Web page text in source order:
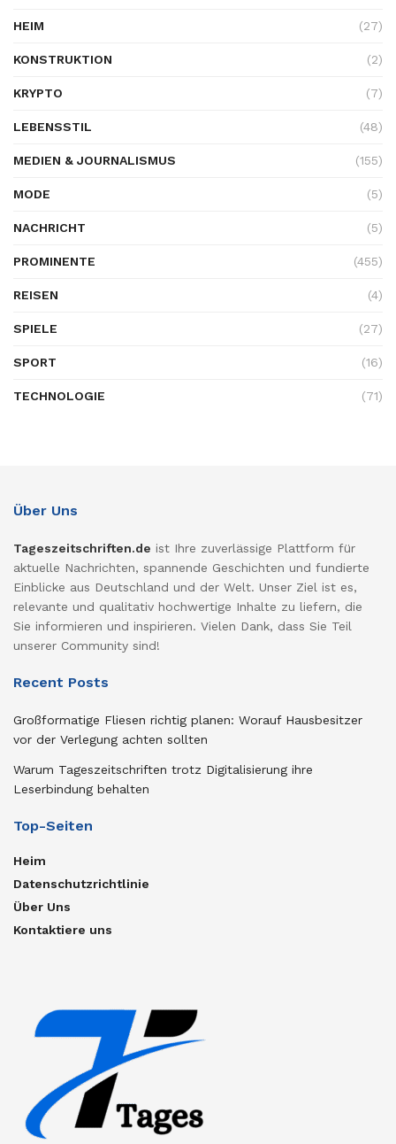
HEIM (27)
KONSTRUKTION (2)
KRYPTO (7)
LEBENSSTIL (48)
MEDIEN & JOURNALISMUS (155)
MODE (5)
NACHRICHT (5)
PROMINENTE (455)
REISEN (4)
SPIELE (27)
SPORT (16)
TECHNOLOGIE (71)
Über Uns
Tageszeitschriften.de ist Ihre zuverlässige Plattform für
aktuelle Nachrichten, spannende Geschichten und fundierte
Einblicke aus Deutschland und der Welt. Unser Ziel ist es,
relevante und qualitativ hochwertige Inhalte zu liefern, die
Sie informieren und inspirieren. Vielen Dank, dass Sie Teil
unserer Community sind!
Recent Posts
Großformatige Fliesen richtig planen: Worauf Hausbesitzer
vor der Verlegung achten sollten
Warum Tageszeitschriften trotz Digitalisierung ihre
Leserbindung behalten
Top-Seiten
Heim
Datenschutzrichtlinie
Über Uns
Kontaktiere uns